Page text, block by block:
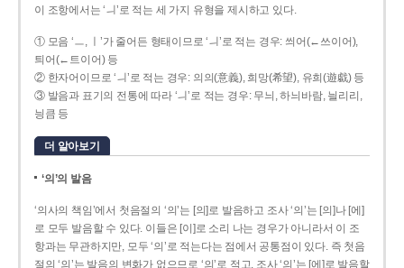
이 조항에서는 ‘ㅢ’로 적는 세 가지 유형을 제시하고 있다.
① 모음 ‘ㅡ, ㅣ’가 줄어든 형태이므로 ‘ㅢ’로 적는 경우: 씌어(←쓰이어),
틔어(←트이어) 등
② 한자어이므로 ‘ㅢ’로 적는 경우: 의의(意義), 희망(希望), 유희(遊戱) 등
③ 발음과 표기의 전통에 따라 ‘ㅢ’로 적는 경우: 무늬, 하늬바람, 늴리리,
닁큼 등
더 알아보기
‘의’의 발음
‘의사의 책임’에서 첫음절의 ‘의’는 [의]로 발음하고 조사 ‘의’는 [의]나 [에]
로 모두 발음할 수 있다. 이들은 [이]로 소리 나는 경우가 아니라서 이 조
항과는 무관하지만, 모두 ‘의’로 적는다는 점에서 공통점이 있다. 즉 첫음
절의 ‘의’는 발음의 변화가 없으므로 ‘의’로 적고, 조사 ‘의’는 [에]로 발음할